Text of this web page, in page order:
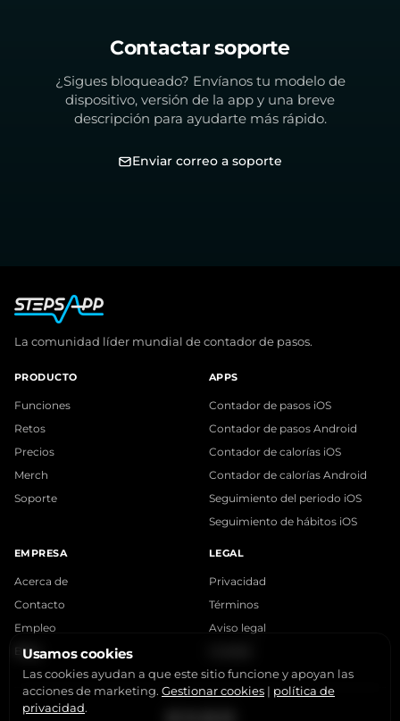
Contactar soporte
¿Sigues bloqueado? Envíanos tu modelo de
dispositivo, versión de la app y una breve
descripción para ayudarte más rápido.
Enviar correo a soporte
La comunidad líder mundial de contador de pasos.
PRODUCTO
Funciones
Retos
Precios
Merch
Soporte
APPS
Contador de pasos iOS
Contador de pasos Android
Contador de calorías iOS
Contador de calorías Android
Seguimiento del periodo iOS
Seguimiento de hábitos iOS
EMPRESA
Acerca de
Contacto
Empleo
Blog
LEGAL
Privacidad
Términos
Aviso legal
Usamos cookies
Las cookies ayudan a que este sitio funcione y apoyan las
acciones de marketing. Gestionar cookies | política de
privacidad.